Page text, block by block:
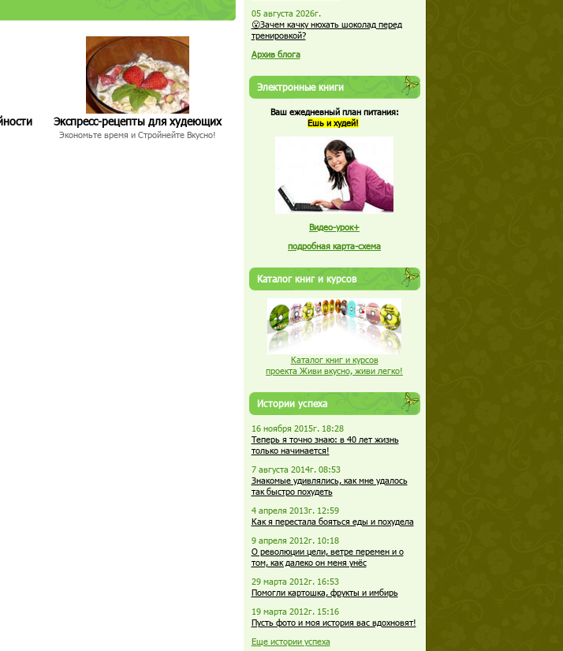
Экспресс-рецепты для худеющих
Экономьте время и Стройнейте Вкусно!
05 августа 2026г.
😮Зачем качку нюхать шоколад перед
тренировкой?
Архив блога
Электронные книги
Ваш ежедневный план питания:
Ешь и худей!
Видео-урок+
подробная карта-схема
Каталог книг и курсов
Каталог книг и курсов
проекта Живи вкусно, живи легко!
Истории успеха
16 ноября 2015г. 18:28
Теперь я точно знаю: в 40 лет жизнь
только начинается!
7 августа 2014г. 08:53
Знакомые удивлялись, как мне удалось
так быстро похудеть
4 апреля 2013г. 12:59
Как я перестала бояться еды и похудела
9 апреля 2012г. 10:18
О революции цели, ветре перемен и о
том, как далеко он меня унёс
29 марта 2012г. 16:53
Помогли картошка, фрукты и имбирь
19 марта 2012г. 15:16
Пусть фото и моя история вас вдохновят!
Еще истории успеха